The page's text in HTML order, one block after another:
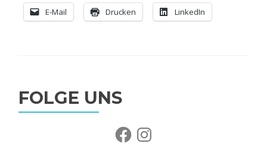
E-Mail Drucken LinkedIn
FOLGE UNS